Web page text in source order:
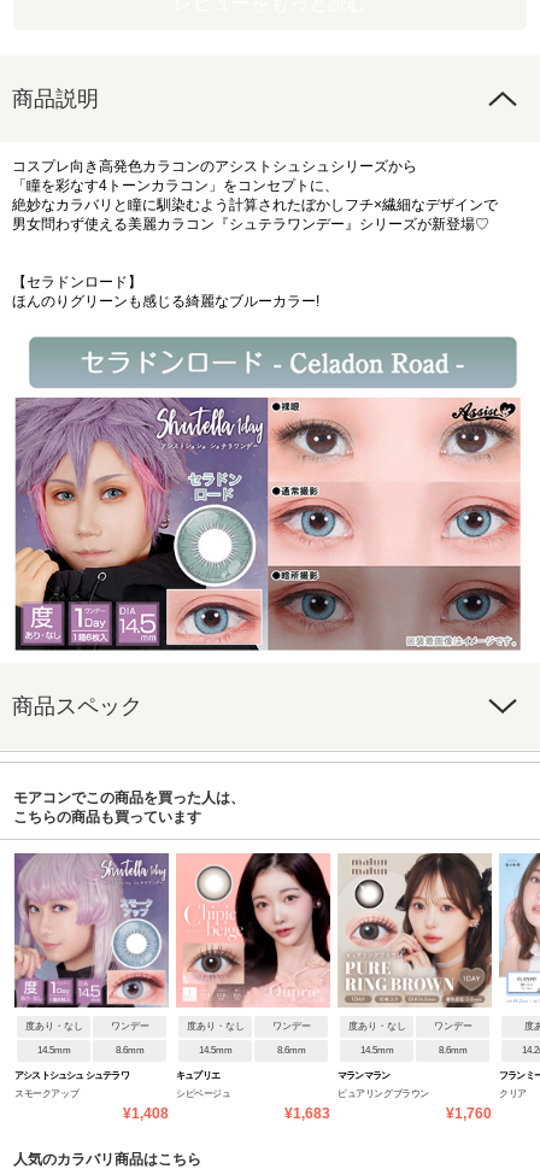
商品説明
コスプレ向き高発色カラコンのアシストシュシュシリーズから
「瞳を彩なす4トーンカラコン」をコンセプトに、
絶妙なカラバリと瞳に馴染むよう計算されたぼかしフチ×繊細なデザインで
男女問わず使える美麗カラコン『シュテラワンデー』シリーズが新登場♡
【セラドンロード】
ほんのりグリーンも感じる綺麗なブルーカラー!
商品スペック
モアコンでこの商品を買った人は、
こちらの商品も買っています
度あり・なし ワンデー
14.5mm 8.6mm
アシストシュシュ シュテラワ
スモークアップ
¥1,408
度あり・なし ワンデー
14.5mm 8.6mm
キュプリエ
シピベージュ
¥1,683
度あり・なし ワンデー
14.5mm 8.6mm
マランマラン
ピュアリングブラウン
¥1,760
度
フランミ
クリア
人気のカラバリ商品はこちら